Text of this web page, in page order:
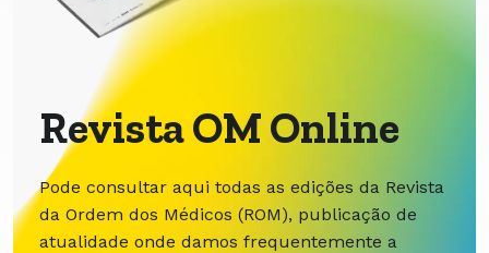
Revista OM Online
Pode consultar aqui todas as edições da Revista
da Ordem dos Médicos (ROM), publicação de
atualidade onde damos frequentemente a